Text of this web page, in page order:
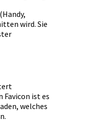
wird. Sie
Favicon ist es
welches